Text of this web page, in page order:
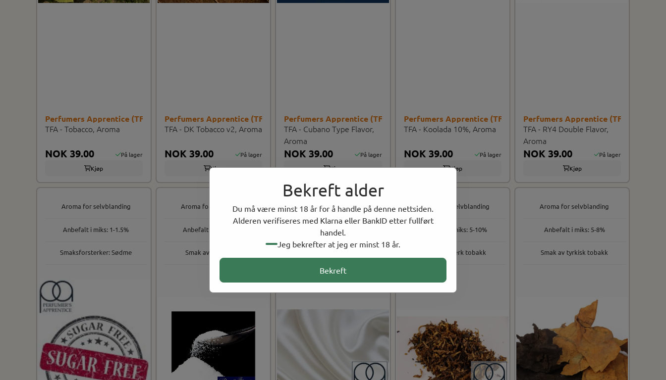
Bekreft alder
Du må være minst 18 år for å handle på denne nettsiden.
Alderen verifiseres med Klarna eller BankID etter fullført
handel.
Jeg bekrefter at jeg er minst 18 år.
Bekreft
Perfumers Apprentice (TFA/TPA)
TFA - Tobacco, Aroma
NOK 39.00
På lager
Kjøp
Perfumers Apprentice (TFA/TPA)
TFA - DK Tobacco v2, Aroma
NOK 39.00
På lager
Kjøp
Perfumers Apprentice (TFA/TPA)
TFA - Cubano Type Flavor,
Aroma
NOK 39.00
På lager
Kjøp
Perfumers Apprentice (TFA/TPA)
TFA - Koolada 10%, Aroma
NOK 39.00
På lager
Kjøp
Perfumers Apprentice (TFA/TPA)
TFA - RY4 Double Flavor,
Aroma
NOK 39.00
På lager
Kjøp
Aroma for selvblanding
Anbefalt i miks: 1-1.5%
Smaksforsterker: Sødme
Aroma for selvblanding
Anbefalt i miks: 0.5-1%
Smak av sukkerspinn
Aroma for selvblanding
Anbefalt i miks: 1-2%
Aroma for selvblanding
Anbefalt i miks: 5-10%
Smak av sterk tobakk
Aroma for selvblanding
Anbefalt i miks: 5-8%
Smak av tyrkisk tobakk